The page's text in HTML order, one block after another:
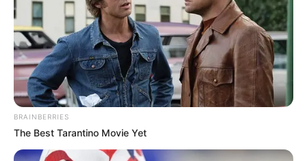
BRAINBERRIES
The Best Tarantino Movie Yet